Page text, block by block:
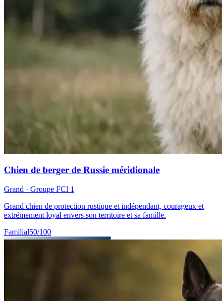
Chien de berger de Russie méridionale
Grand · Groupe FCI 1
Grand chien de protection rustique et indépendant, courageux et
extrêmement loyal envers son territoire et sa famille.
Familial50/100